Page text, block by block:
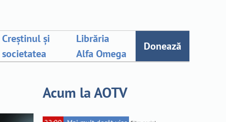
Creștinul și
societatea
Librăria
Alfa Omega
Donează
Acum la AOTV